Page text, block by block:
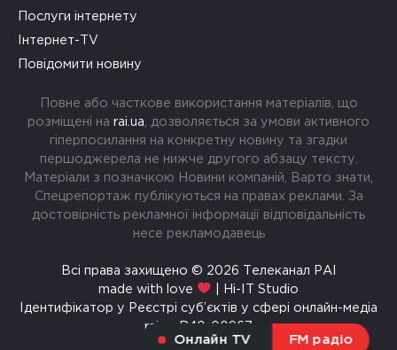
Онлайн TV FM радіо
Послуги інтернету
Інтернет-TV
Повідомити новину
Повне або часткове використання матеріалів, що
розміщені на rai.ua , дозволяється за умови активного
гіперпосилання на конкретну новину та згадки
першоджерела не нижче другого абзацу тексту.
Матеріали з позначкою Новини компаній, Варто знати,
Спецрепортаж публікуються на правах реклами. За
достовірність рекламної інформації відповідальність
несе рекламодавець
Всі права захищено © 2026 Телеканал РАІ
made with love
| Hi-IT Studio
Ідентифікатор у Реєстрі суб’єктів у сфері онлайн-медіа
rai.ua R40-00967